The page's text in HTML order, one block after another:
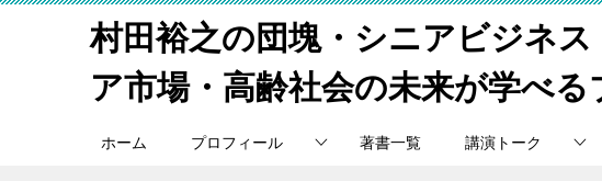
村田裕之の団塊・シニアビジネス
ア市場・高齢社会の未来が学べる
ホーム プロフィール 著書一覧 講演トーク